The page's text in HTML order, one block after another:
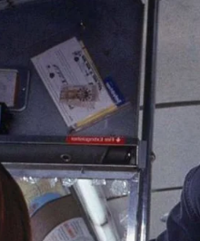
ระโยชน์ทางการแพทย์ แต่
อันตรายมากกว่ากัญชา การ
หล้าหรือบุหรี่ โดยมีกรรมา
รา
suphachai.jaismut/